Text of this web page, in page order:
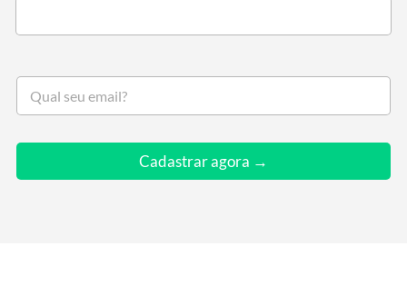
S
u
Cadastrar agora →